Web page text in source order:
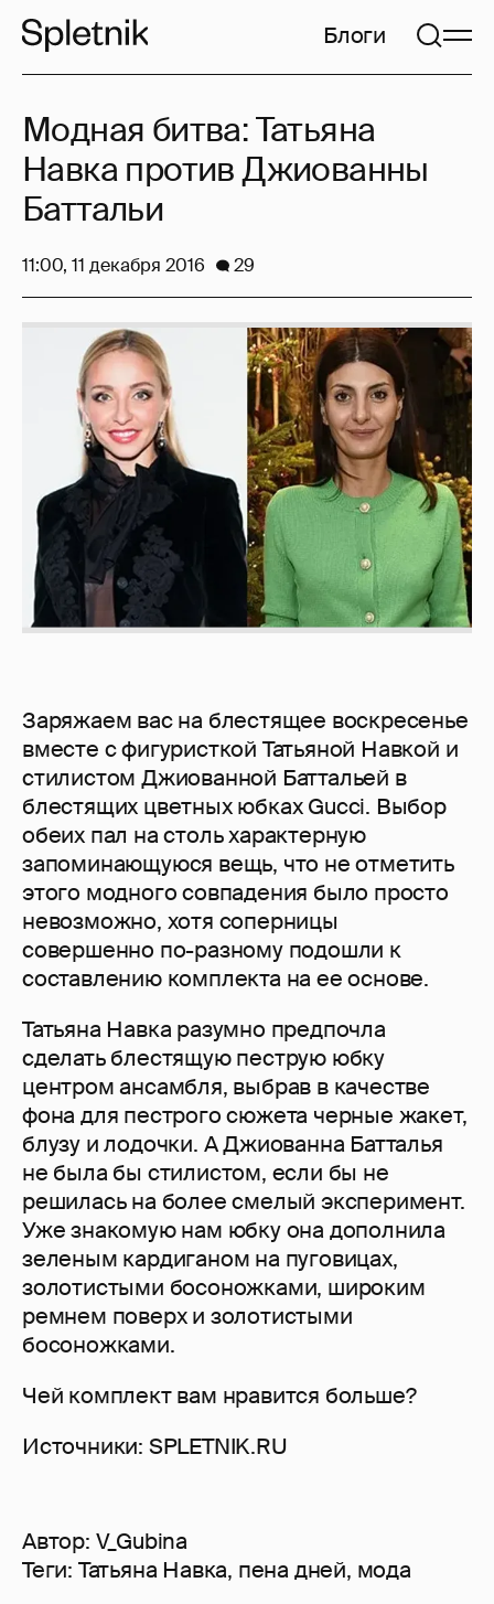
Блоги
Заряжаем вас на блестящее воскресенье
вместе с фигуристкой Татьяной Навкой и
стилистом Джиованной Баттальей в
блестящих цветных юбках Gucci. Выбор
обеих пал на столь характерную
запоминающуюся вещь, что не отметить
этого модного совпадения было просто
невозможно, хотя соперницы
совершенно по-разному подошли к
составлению комплекта на ее основе.
Татьяна Навка разумно предпочла
сделать блестящую пеструю юбку
центром ансамбля, выбрав в качестве
фона для пестрого сюжета черные жакет,
блузу и лодочки. А Джиованна Батталья
не была бы стилистом, если бы не
решилась на более смелый эксперимент.
Уже знакомую нам юбку она дополнила
зеленым кардиганом на пуговицах,
золотистыми босоножками, широким
ремнем поверх и золотистыми
босоножками.
Чей комплект вам нравится больше?
Источники: SPLETNIK.RU
Автор: V_Gubina
Теги: Татьяна Навка, пена дней, мода
Модная битва: Татьяна
Навка против Джиованны
Баттальи
11:00, 11 декабря 2016 29